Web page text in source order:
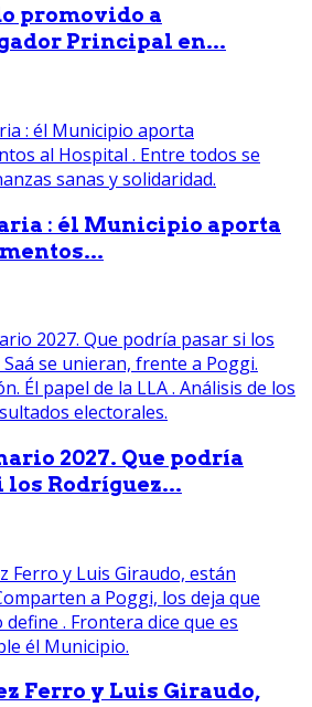
promovido a
Principal en...
: él Municipio aporta
2027. Que podría
los Rodríguez...
Ferro y Luis Giraudo,